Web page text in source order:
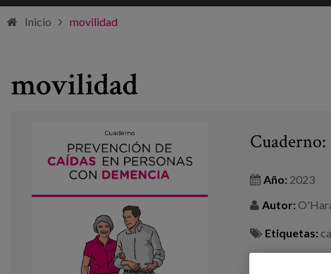
Inicio movilidad
movilidad
Cuaderno:
Año: 2023
Autor:
Etiquetas: